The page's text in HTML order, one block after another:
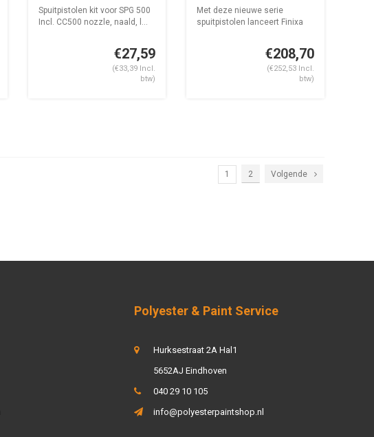
voor SPG 500
Spuitpistolen kit voor SPG 500
Incl. CC500 nozzle, naald, l...
€27,59
(€33,39 Incl.
btw)
bascoat 1.3mm
Met deze nieuwe serie
spuitpistolen lanceert Finixa
€208,70
(€252,53 Incl.
btw)
1 2 Volgende
Polyester & Paint Service
Hurksestraat 2A Hal1
5652AJ Eindhoven
040 29 10 105
info@polyesterpaintshop.nl